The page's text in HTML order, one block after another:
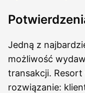
Jedną z
możliwość
transakcji.
rozwiązanie: